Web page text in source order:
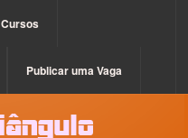
Cursos
Publicar uma Vaga